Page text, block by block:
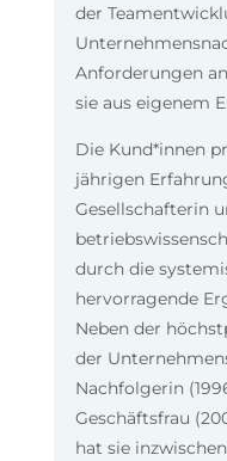
der
Anforderungen
sie aus eigenem
Die Kund*innen
jährigen
Gesellschafterin
durch die
hervorragende
Neben der
der
Nachfolgerin
Geschäftsfrau
hat sie